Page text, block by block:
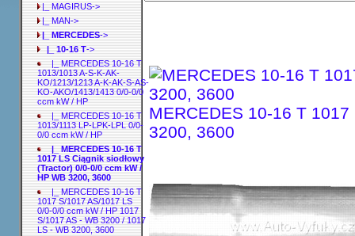
|_ MAGIRUS->
|_ MAN->
|_ MERCEDES->
|_ 10-16 T->
|_ MERCEDES 10-16 T
1013/1013 A-S-K-AK-
KO/1213/1213 A-K-AK-S-AS-
KO-AKO/1413/1413 0/0-0/0
ccm kW / HP
|_ MERCEDES 10-16 T
1013/1113 LP-LPK-LPL 0/0-
0/0 ccm kW / HP
|_ MERCEDES 10-16 T
1017 LS Ciągnik siodłowy
(Tractor) 0/0-0/0 ccm kW /
HP WB 3200, 3600
|_ MERCEDES 10-16 T
1017 S/1017 AS/1017 LS
0/0-0/0 ccm kW / HP 1017
S/1017 AS - WB 3200 / 1017
LS - WB 3200, 3600
MERCEDES 10-16 T
3200, 3600